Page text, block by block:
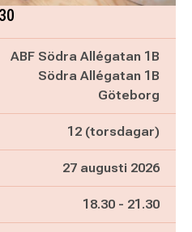
ABF Södra Allégatan 1B
Södra Allégatan 1B
Göteborg
12 (torsdagar)
27 augusti 2026
Pågår mellan
18.30 - och
21.30